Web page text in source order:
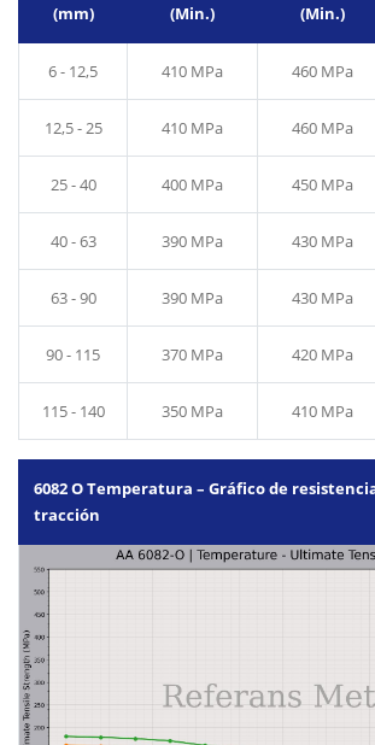
(mm)
(Min.)
(Min.)
6 - 12,5 410 MPa 460 MPa
12,5 - 25 410 MPa 460 MPa
25 - 40 400 MPa 450 MPa
40 - 63 390 MPa 430 MPa
63 - 90 390 MPa 430 MPa
90 - 115 370 MPa 420 MPa
115 - 140 350 MPa 410 MPa
6082 O Temperatura – Gráfico de
tracción